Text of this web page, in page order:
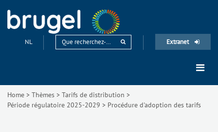
NL Extranet
Home > Thèmes > Tarifs de distribution >
Période régulatoire 2025-2029 > Procédure d'adoption des tarifs